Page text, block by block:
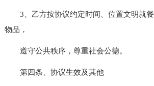
3、乙方按协议约定时间、位置文明就餐
物品，
遵守公共秩序，尊重社会公德。
第四条、协议生效及其他